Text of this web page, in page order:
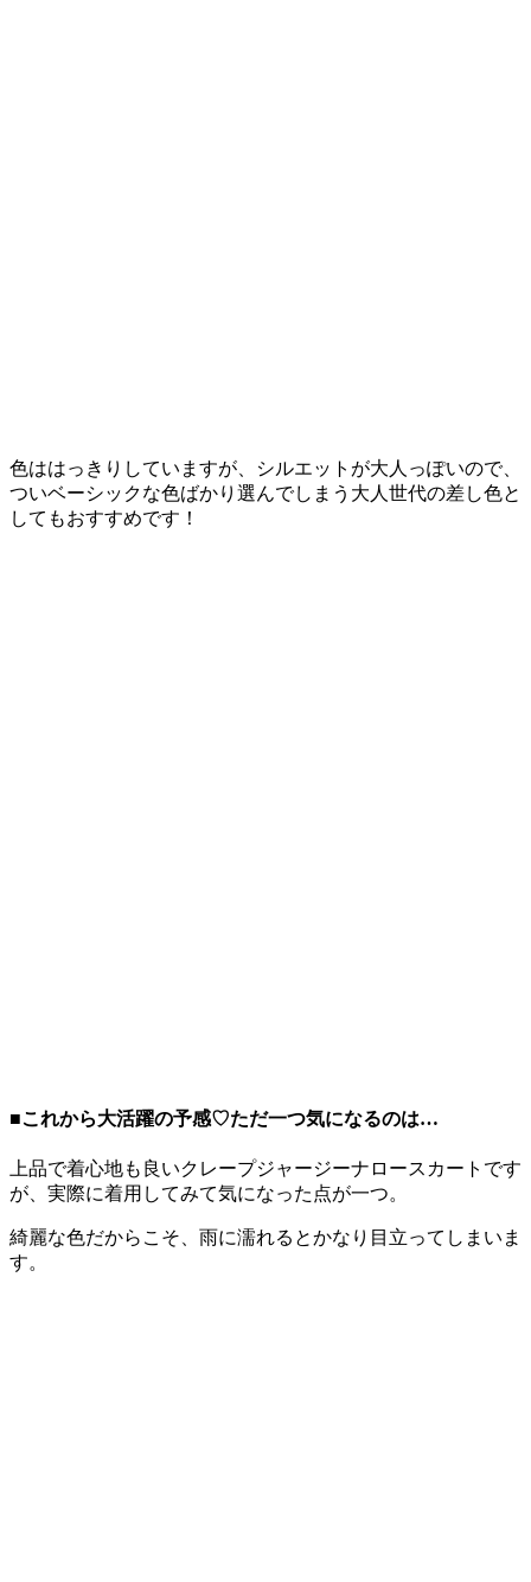
色ははっきりしていますが、シルエットが大人っぽいので、
ついベーシックな色ばかり選んでしまう大人世代の差し色と
してもおすすめです！
■これから大活躍の予感♡ただ一つ気になるのは…
上品で着心地も良いクレープジャージーナロースカートです
が、実際に着用してみて気になった点が一つ。
綺麗な色だからこそ、雨に濡れるとかなり目立ってしまいま
す。